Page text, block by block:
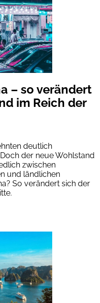
– so verändert
im Reich der
deutlich
der neue Wohlstand
zwischen
und ländlichen
So verändert sich der